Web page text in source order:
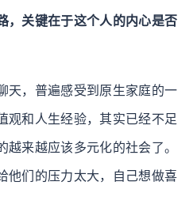
，关键在于这个人的内心是否
天，普遍感受到原生家庭的一
观和人生经验，其实已经不足
越来越应该多元化的社会了。
他们的压力太大，自己想做喜